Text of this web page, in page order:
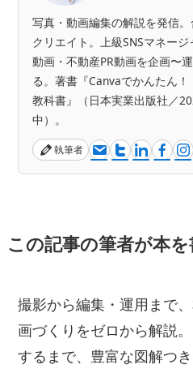
写真・動画編集の解説を発信
クリエイト。上級SNSマネー
動画・不動産PR動画を企画〜
る。著書『Canvaでかんたん
教科書』（日本実業出版社／
中）。
執筆者
この記事の筆者が本
撮影から編集・運用まで
画づくりをゼロから解説
するまで、豊富な図解つ